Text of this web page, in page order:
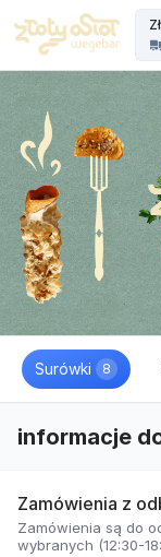
Surówki 8
informacje
Zamówienia z
Zamówienia są do
wybranych (12:30-